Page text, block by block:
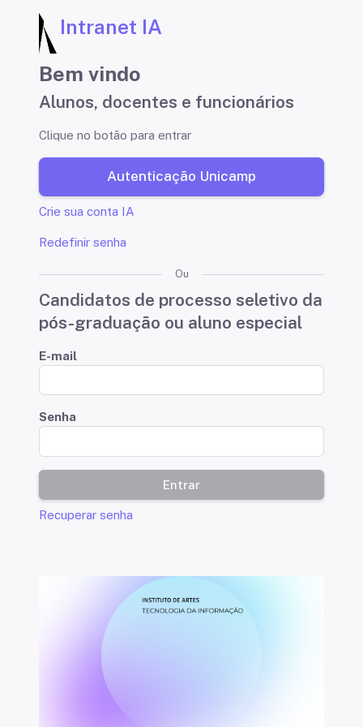
Intranet IA
Bem vindo
Alunos, docentes e funcionários
Clique no botão para entrar
Autenticação Unicamp
Crie sua conta IA
Redefinir senha
Ou
Candidatos de processo seletivo da
pós-graduação ou aluno especial
E-mail
Senha
Entrar
Recuperar senha